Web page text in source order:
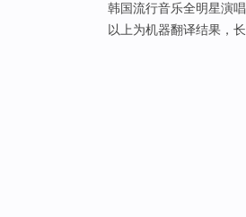
韩国流行音乐全明星演
以上为机器翻译结果，